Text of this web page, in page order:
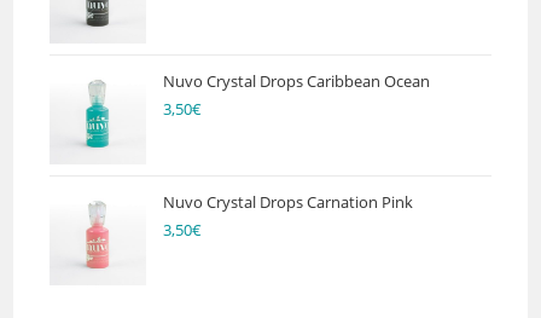
Nuvo Crystal Drops Caribbean Ocean
3,50€
Nuvo Crystal Drops Carnation Pink
3,50€